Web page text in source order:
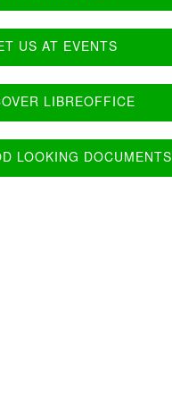
US AT EVENTS
LIBREOFFICE
LOOKING DOCUMENTS